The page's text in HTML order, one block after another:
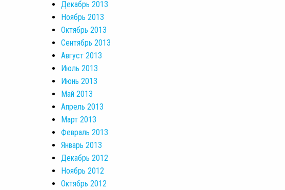
Декабрь 2013
Ноябрь 2013
Октябрь 2013
Сентябрь 2013
Август 2013
Июль 2013
Июнь 2013
Май 2013
Апрель 2013
Март 2013
Февраль 2013
Январь 2013
Декабрь 2012
Ноябрь 2012
Октябрь 2012